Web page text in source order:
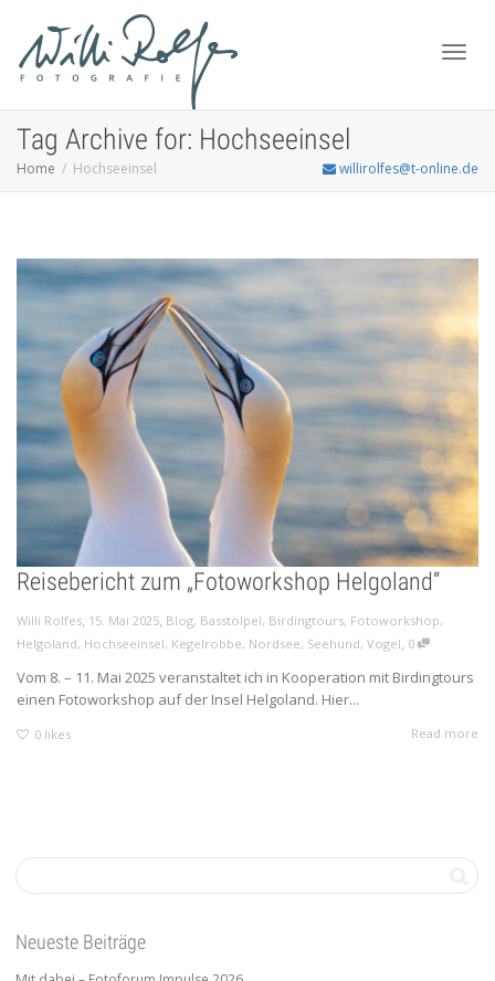
Tag Archive for: Hochseeinsel
Home Hochseeinsel willirolfes@t-online.de
Reisebericht zum „Fotoworkshop Helgoland“
Willi Rolfes, 15. Mai 2025, Blog, Basstölpel, Birdingtours, Fotoworkshop,
Helgoland, Hochseeinsel, Kegelrobbe, Nordsee, Seehund, Vogel, 0
Vom 8. – 11. Mai 2025 veranstaltet ich in Kooperation mit Birdingtours
einen Fotoworkshop auf der Insel Helgoland. Hier...
0 likes Read more
Neueste Beiträge